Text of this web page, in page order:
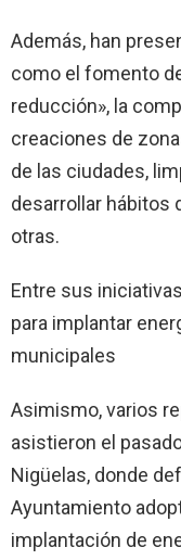
Además, han
como el fomento
reducción», la
creaciones de
de las ciudades,
desarrollar hábitos
otras.
Entre sus
para implantar
municipales
Asimismo, varios
asistieron el
Nigüelas, donde
Ayuntamiento
implantación de